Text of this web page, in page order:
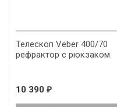
Телескоп Veber 400/70
рефрактор с рюкзаком
10 390 ₽